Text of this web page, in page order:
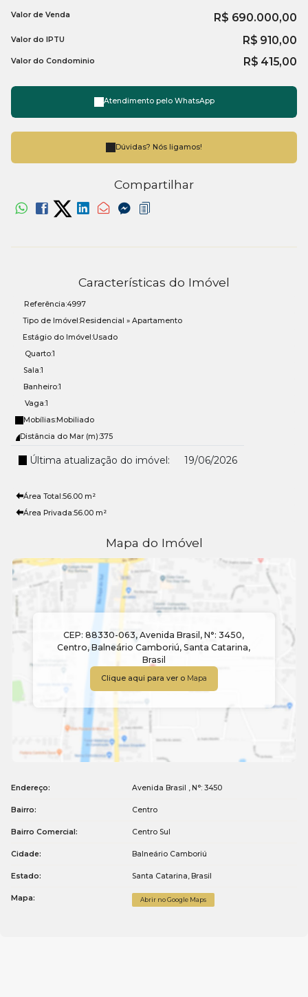
R$ 690.000,00
Valor de Venda
Valor do IPTU R$ 910,00
Valor do Condominio R$ 415,00
Atendimento pelo WhatsApp
Dúvidas? Nós ligamos!
Compartilhar
Características do Imóvel
Referência:4997
Tipo de Imóvel:Residencial » Apartamento
Estágio do Imóvel:Usado
Quarto:1
Sala:1
Banheiro:1
Vaga:1
Mobílias:Mobiliado
Distância do Mar (m):375
Última atualização do imóvel: 19/06/2026
Área Total:56.00 m²
Área Privada:56.00 m²
Mapa do Imóvel
CEP: 88330-063,Avenida Brasil ,N°: 3450,
Centro,Balneário Camboriú,Santa Catarina,
Brasil
Clique aqui para ver o Mapa
Endereço: Avenida Brasil , N°: 3450
Bairro: Centro
Bairro Comercial: Centro Sul
Cidade: Balneário Camboriú
Estado: Santa Catarina, Brasil
Mapa: Abrir no Google Maps